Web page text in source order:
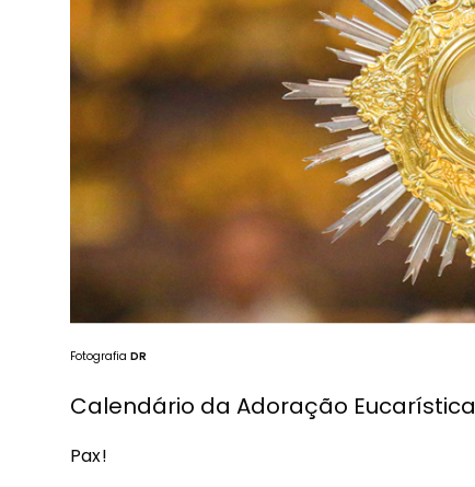
Fotografia DR
Calendário da Adoração Eucarística
Pax!